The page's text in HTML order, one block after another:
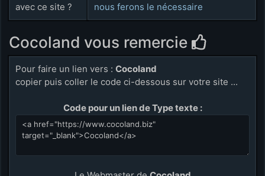
avec ce site ?
nous ferons le nécessaire
Cocoland vous remercie
Pour faire un lien vers :Cocoland
copier puis coller le code ci-dessous sur votre site ...
Code pour un lien de Type texte :